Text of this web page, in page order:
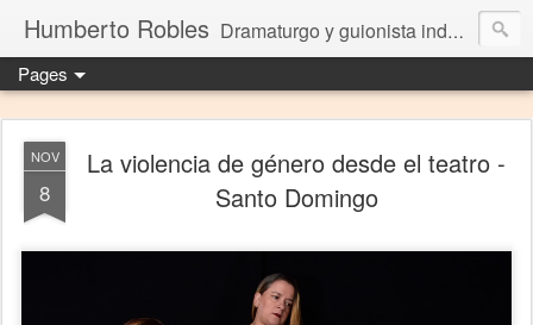
Humberto Robles Dramaturgo y guionista independiente
Pages
NOV
8
La violencia de género desde el teatro -
Santo Domingo